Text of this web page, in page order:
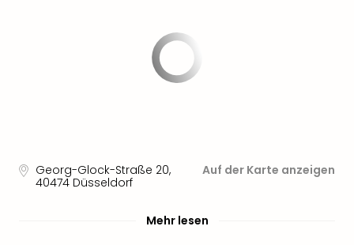
Georg-Glock-Straße 20,
40474 Düsseldorf
Auf der Karte anzeigen
Mehr lesen